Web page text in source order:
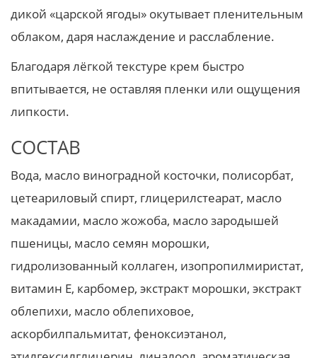
дикой «царской ягоды» окутывает пленительным
облаком, даря наслаждение и расслабление.
Благодаря лёгкой текстуре крем быстро
впитывается, не оставляя пленки или ощущения
липкости.
СОСТАВ
Вода, масло виноградной косточки, полисорбат,
цетеариловый спирт, глицерилстеарат, масло
макадамии, масло жожоба, масло зародышей
пшеницы, масло семян морошки,
гидролизованный коллаген, изопропилмиристат,
витамин Е, карбомер, экстракт морошки, экстракт
облепихи, масло облепиховое,
аскорбилпальмитат, феноксиэтанол,